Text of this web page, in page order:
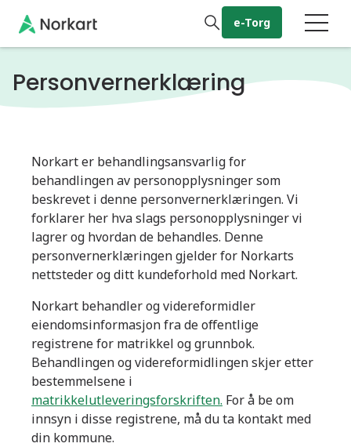
e-Torg
Personvernerklæring
Norkart er behandlingsansvarlig for
behandlingen av personopplysninger som
beskrevet i denne personvernerklæringen. Vi
forklarer her hva slags personopplysninger vi
lagrer og hvordan de behandles. Denne
personvernerklæringen gjelder for Norkarts
nettsteder og ditt kundeforhold med Norkart.
Norkart behandler og videreformidler
eiendomsinformasjon fra de offentlige
registrene for matrikkel og grunnbok.
Behandlingen og videreformidlingen skjer etter
bestemmelsene i
matrikkelutleveringsforskriften. For å be om
innsyn i disse registrene, må du ta kontakt med
din kommune.